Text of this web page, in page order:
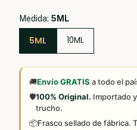
Medida: 5ML
5ML 10ML
🚚Envío GRATIS a todo el
🛡️100% Original. Importado
trucho.
📦Frasco sellado de fábrica.